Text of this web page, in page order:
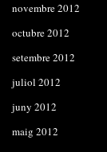
novembre 2012
octubre 2012
setembre 2012
juliol 2012
juny 2012
maig 2012